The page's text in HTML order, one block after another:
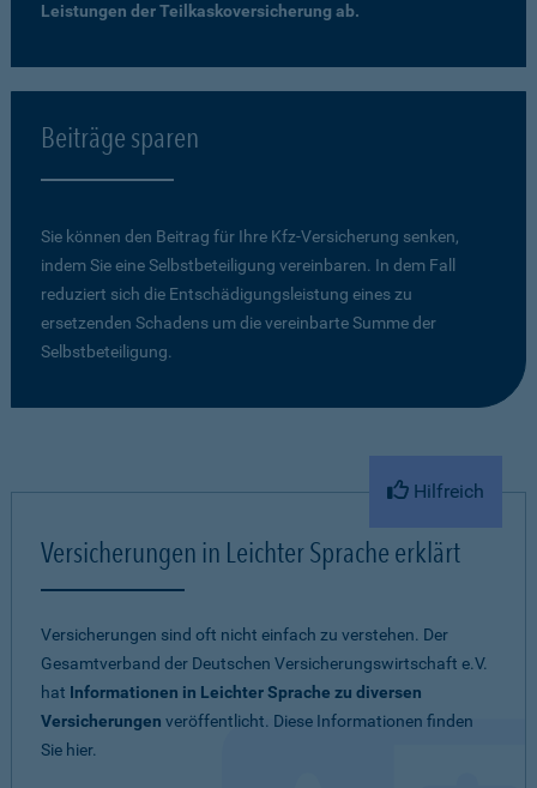
Leistungen der Teilkaskoversicherung ab.
Beiträge sparen
Sie können den Beitrag für Ihre Kfz-Versicherung senken,
indem Sie eine Selbstbeteiligung vereinbaren. In dem Fall
reduziert sich die Entschädigungsleistung eines zu
ersetzenden Schadens um die vereinbarte Summe der
Selbstbeteiligung.
Hilfreich
Versicherungen in Leichter Sprache erklärt
Versicherungen sind oft nicht einfach zu verstehen. Der
Gesamtverband der Deutschen Versicherungswirtschaft e.V.
hat Informationen in Leichter Sprache zu diversen
Versicherungen veröffentlicht. Diese Informationen finden
Sie hier.